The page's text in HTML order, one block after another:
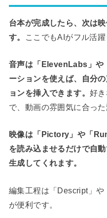
台本が完成したら、次は
す。
ここでもAIがフル活躍
音声は「ElevenLabs」
ーションを使えば、自分
ョンを挿入できます。好
で、動画の雰囲気に合った
映像は「Pictory」や「
を読み込ませるだけで自
生成してくれます。
編集工程は「Descript」
が便利です。